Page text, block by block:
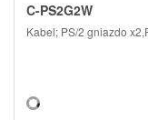
C-PS2G2W
Kabel; PS/2 gniazdo